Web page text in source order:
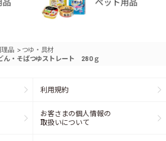
理品 > つゆ・具材
ん・そばつゆストレート 280ｇ
利用規約
お客さまの個人情報の
取扱いについて